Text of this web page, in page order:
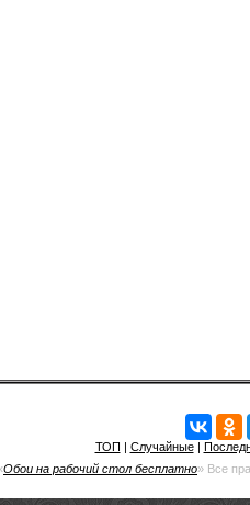
ТОП | Случайные|
Обои на рабочий стол бесплатно» Все